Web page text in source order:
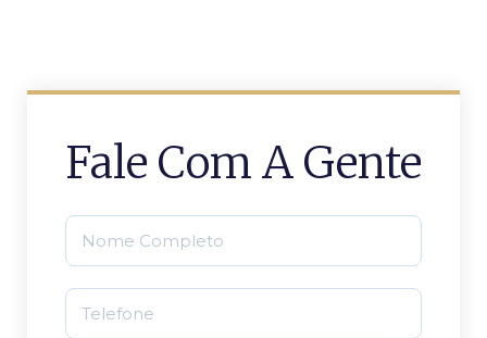
Fale Com A Gente